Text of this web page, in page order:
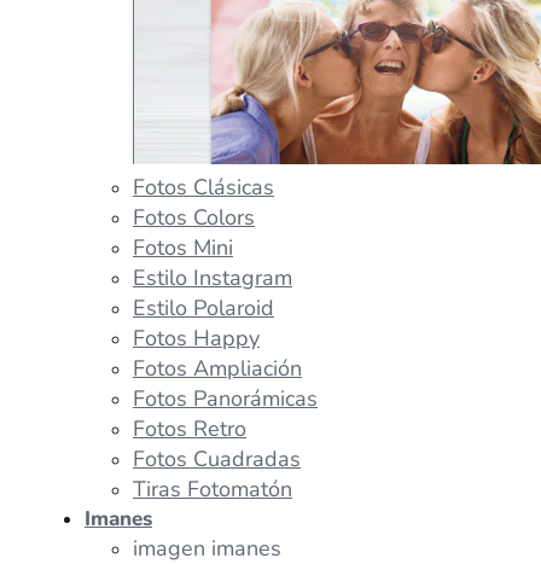
Fotos Clásicas
Fotos Colors
Fotos Mini
Estilo Instagram
Estilo Polaroid
Fotos Happy
Fotos Ampliación
Fotos Panorámicas
Fotos Retro
Fotos Cuadradas
Tiras Fotomatón
Imanes
imagen imanes